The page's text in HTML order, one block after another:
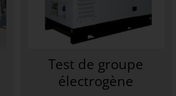
Test de groupe
électrogène